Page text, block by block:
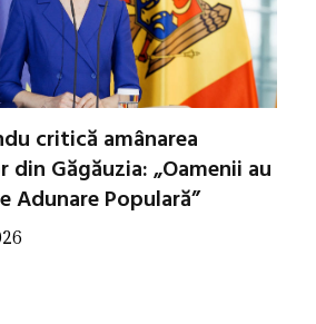
critică amânarea
din Găgăuzia: „Oamenii au
Adunare Populară”